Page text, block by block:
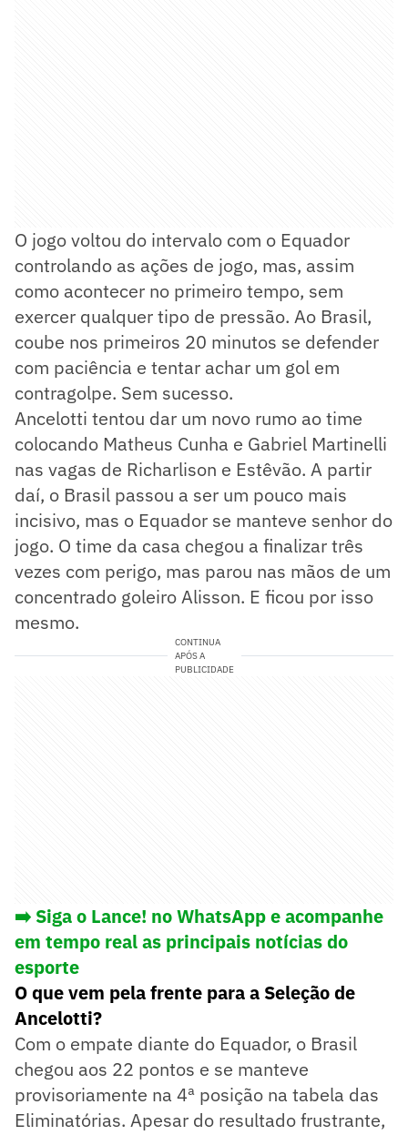
O jogo voltou do intervalo com o Equador
controlando as ações de jogo, mas, assim
como acontecer no primeiro tempo, sem
exercer qualquer tipo de pressão. Ao Brasil,
coube nos primeiros 20 minutos se defender
com paciência e tentar achar um gol em
contragolpe. Sem sucesso.
Ancelotti tentou dar um novo rumo ao time
colocando Matheus Cunha e Gabriel Martinelli
nas vagas de Richarlison e Estêvão. A partir
daí, o Brasil passou a ser um pouco mais
incisivo, mas o Equador se manteve senhor do
jogo. O time da casa chegou a finalizar três
vezes com perigo, mas parou nas mãos de um
concentrado goleiro Alisson. E ficou por isso
mesmo.
CONTINUA
APÓS A
PUBLICIDADE
➡️ Siga o Lance! no WhatsApp e acompanhe
em tempo real as principais notícias do
esporte
O que vem pela frente para a Seleção de
Ancelotti?
Com o empate diante do Equador, o Brasil
chegou aos 22 pontos e se manteve
provisoriamente na 4ª posição na tabela das
Eliminatórias. Apesar do resultado frustrante,